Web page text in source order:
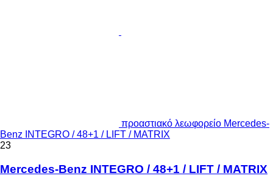
προαστιακό λεωφορείο Mercedes-
Benz INTEGRO / 48+1 / LIFT / MATRIX
23
Mercedes-Benz INTEGRO / 48+1 / LIFT / MATRIX